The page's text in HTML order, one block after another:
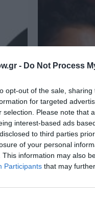
- Do Not Process
opt-out of the sale,
for targeted
selection. Please note that
interest-based ads
to third parties
of your personal
This information may also
Participants that may